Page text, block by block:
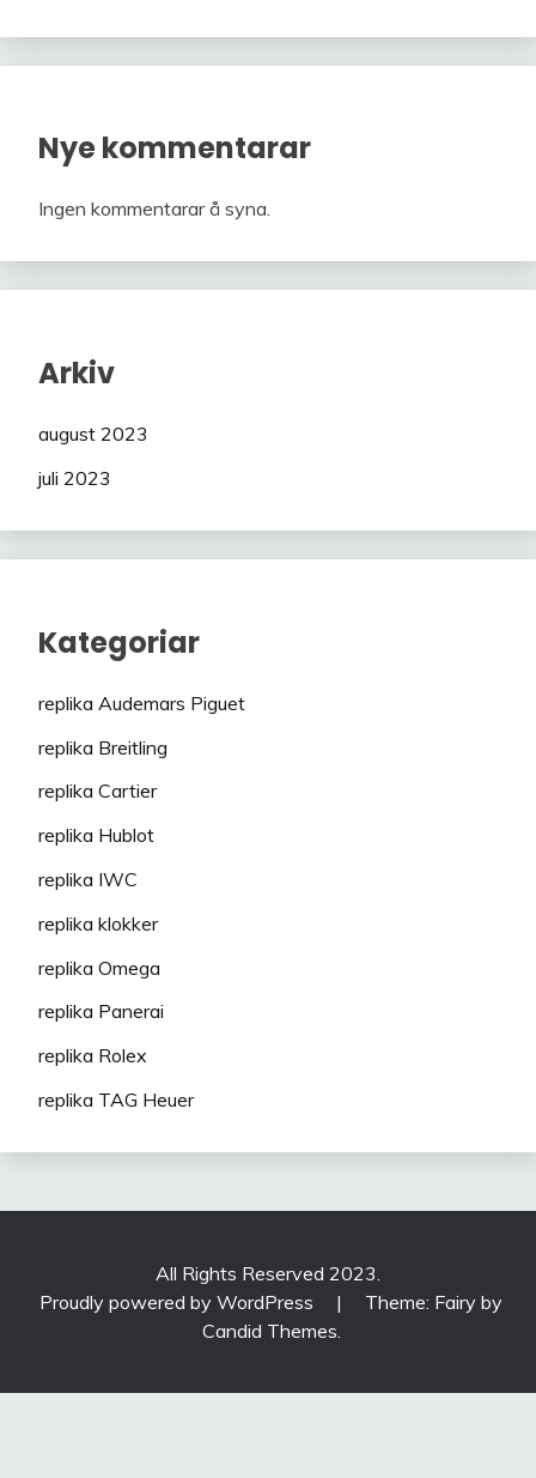
Nye kommentarar
Ingen kommentarar å syna.
Arkiv
august 2023
juli 2023
Kategoriar
replika Audemars Piguet
replika Breitling
replika Cartier
replika Hublot
replika IWC
replika klokker
replika Omega
replika Panerai
replika Rolex
replika TAG Heuer
All Rights Reserved 2023.
Proudly powered by WordPress
|
Theme: Fairy by
Candid Themes